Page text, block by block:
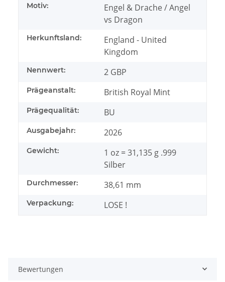
Motiv:
Engel & Drache / Angel
vs Dragon
Herkunftsland:
England - United
Kingdom
Nennwert: 2 GBP
Prägeanstalt: British Royal Mint
Prägequalität: BU
Ausgabejahr: 2026
Gewicht:
1 oz = 31,135 g .999
Silber
Durchmesser: 38,61 mm
Verpackung: LOSE !
Bewertungen